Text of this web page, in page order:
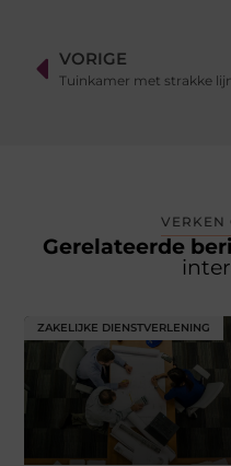
VORIGE
VERKEN
Gerelateerde
ZAKELIJKE DIENSTVERLENING